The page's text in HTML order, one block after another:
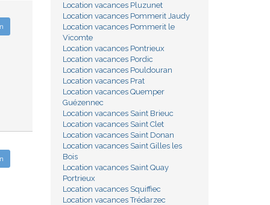
Location vacances Pluzunet
Location vacances Pommerit Jaudy
Location vacances Pommerit le
Vicomte
Location vacances Pontrieux
Location vacances Pordic
Location vacances Pouldouran
Location vacances Prat
Location vacances Quemper
Guézennec
Location vacances Saint Brieuc
Location vacances Saint Clet
Location vacances Saint Donan
Location vacances Saint Gilles les
Bois
Location vacances Saint Quay
Portrieux
Location vacances Squiffiec
Location vacances Trédarzec